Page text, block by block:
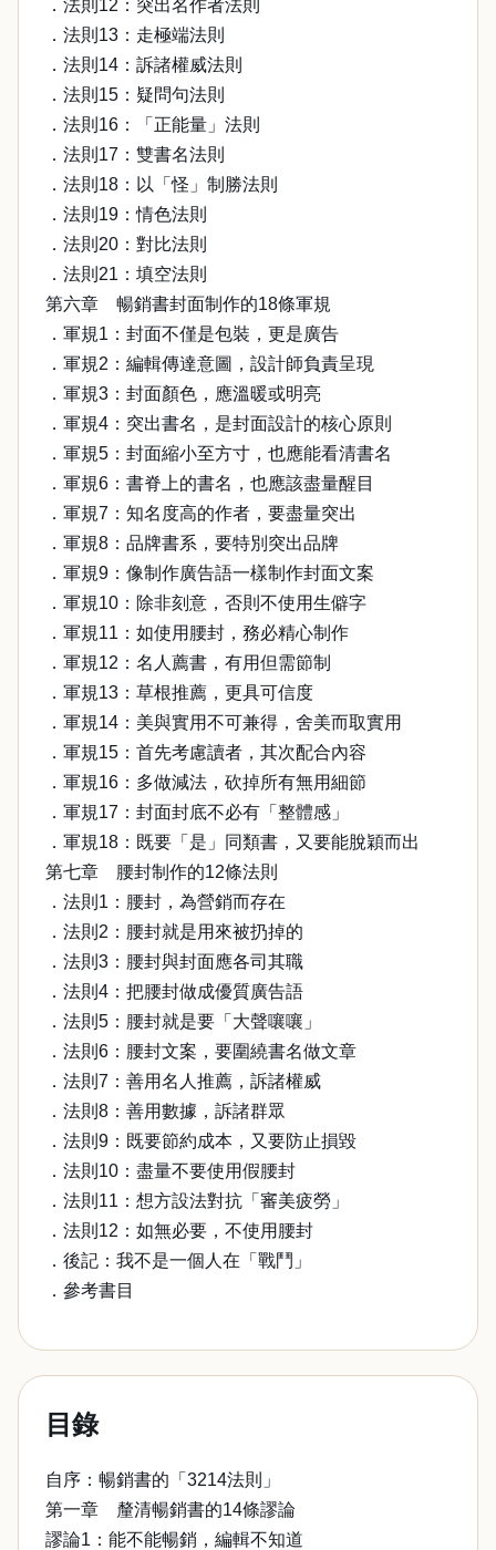
．法則12：突出名作者法則
．法則13：走極端法則
．法則14：訴諸權威法則
．法則15：疑問句法則
．法則16：「正能量」法則
．法則17：雙書名法則
．法則18：以「怪」制勝法則
．法則19：情色法則
．法則20：對比法則
．法則21：填空法則
第六章 暢銷書封面制作的18條軍規
．軍規1：封面不僅是包裝，更是廣告
．軍規2：編輯傳達意圖，設計師負責呈現
．軍規3：封面顏色，應溫暖或明亮
．軍規4：突出書名，是封面設計的核心原則
．軍規5：封面縮小至方寸，也應能看清書名
．軍規6：書脊上的書名，也應該盡量醒目
．軍規7：知名度高的作者，要盡量突出
．軍規8：品牌書系，要特別突出品牌
．軍規9：像制作廣告語一樣制作封面文案
．軍規10：除非刻意，否則不使用生僻字
．軍規11：如使用腰封，務必精心制作
．軍規12：名人薦書，有用但需節制
．軍規13：草根推薦，更具可信度
．軍規14：美與實用不可兼得，舍美而取實用
．軍規15：首先考慮讀者，其次配合內容
．軍規16：多做減法，砍掉所有無用細節
．軍規17：封面封底不必有「整體感」
．軍規18：既要「是」同類書，又要能脫穎而出
第七章 腰封制作的12條法則
．法則1：腰封，為營銷而存在
．法則2：腰封就是用來被扔掉的
．法則3：腰封與封面應各司其職
．法則4：把腰封做成優質廣告語
．法則5：腰封就是要「大聲嚷嚷」
．法則6：腰封文案，要圍繞書名做文章
．法則7：善用名人推薦，訴諸權威
．法則8：善用數據，訴諸群眾
．法則9：既要節約成本，又要防止損毀
．法則10：盡量不要使用假腰封
．法則11：想方設法對抗「審美疲勞」
．法則12：如無必要，不使用腰封
．後記：我不是一個人在「戰鬥」
．參考書目
目錄
自序：暢銷書的「3214法則」
第一章 釐清暢銷書的14條謬論
謬論1：能不能暢銷，編輯不知道